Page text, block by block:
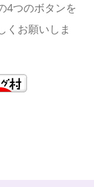
4つのボタンを
くお願いしま